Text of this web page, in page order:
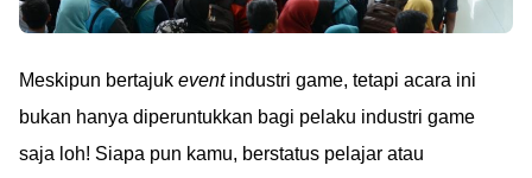
Meskipun bertajuk eventindustri game, tetapi acara ini
bukan hanya diperuntukkan bagi pelaku industri game
saja loh! Siapa pun kamu, berstatus pelajar atau